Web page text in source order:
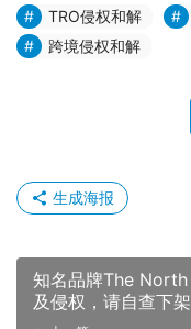
TRO侵权和解
跨境侵权和解
生成海报
知名品牌The
及侵权，请自查下架